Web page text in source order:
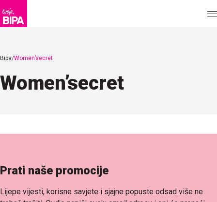
Bipa Women’secret
Women’secret
Prati naše promocije
Lijepe vijesti, korisne savjete i sjajne popuste odsad više ne